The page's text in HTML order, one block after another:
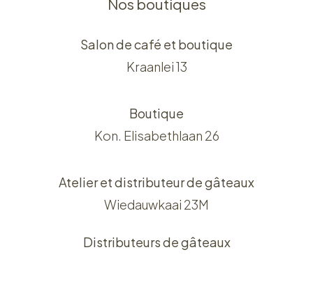
Nos boutiques
Salon de café et boutique
Kraanlei 13
Boutique
Kon. Elisabethlaan 26
Atelier et distributeur de gâteaux
Wiedauwkaai 23M
Distributeurs de gâteaux